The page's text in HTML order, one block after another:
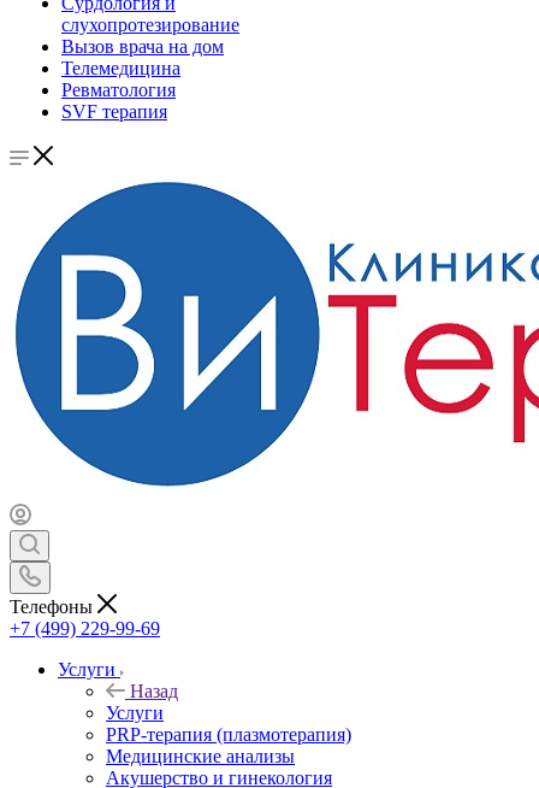
слухопротезирование
Вызов врача на дом
Телемедицина
Ревматология
SVF терапия
Телефоны
+7 (499) 229-99-69
Услуги
Назад
Услуги
PRP-терапия (плазмотерапия)
Медицинские анализы
Акушерство и гинекология